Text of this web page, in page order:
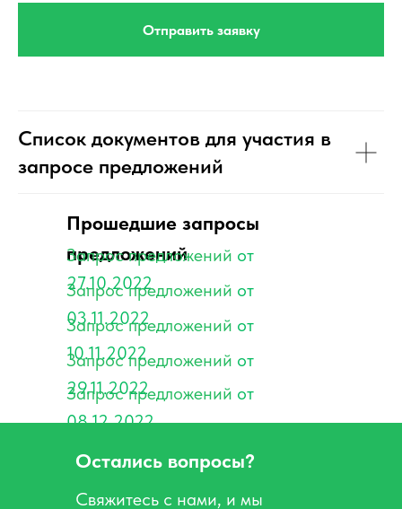
Отправить заявку
Список документов для участия в
запросе предложений
Прошедшие запросы
предложений
Запрос предложений от
27.10.2022
Запрос предложений от
03.11.2022
Запрос предложений от
10.11.2022
Запрос предложений от
29.11.2022
Запрос предложений от
08.12.2022
Остались вопросы?
Свяжитесь с нами, и мы